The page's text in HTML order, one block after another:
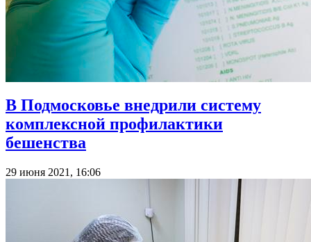
В Подмосковье внедрили систему
комплексной профилактики
бешенства
29 июня 2021, 16:06